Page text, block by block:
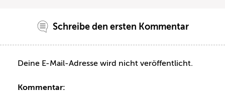
Schreibe den ersten Kommentar
Deine E-Mail-Adresse wird nicht veröffentlicht.
Kommentar: